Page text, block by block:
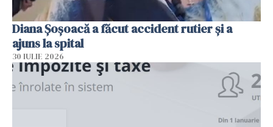
Diana Șoșoacă a făcut accident rutier și a
ajuns la spital
30 IULIE 2026